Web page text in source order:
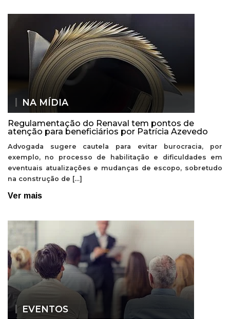
NA MÍDIA
Regulamentação do Renaval tem pontos de
atenção para beneficiários por Patrícia Azevedo
Advogada sugere cautela para evitar burocracia, por
exemplo, no processo de habilitação e dificuldades em
eventuais atualizações e mudanças de escopo, sobretudo
na construção de […]
Ver mais
EVENTOS